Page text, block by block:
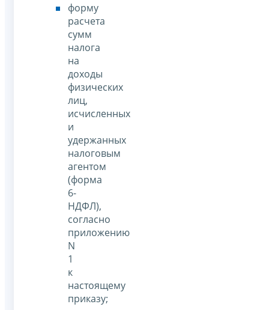
форму
расчета
сумм
налога
на
доходы
физических
лиц,
исчисленных
и
удержанных
налоговым
агентом
(форма
6-
НДФЛ),
согласно
приложению
N
1
к
настоящему
приказу;